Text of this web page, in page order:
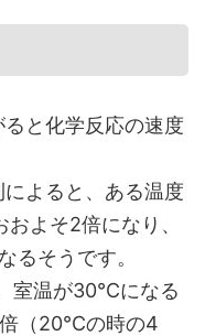
と化学反応の速度
によると、ある温度
よそ2倍になり、
るそうです。
室温が30℃になる
（20℃の時の4